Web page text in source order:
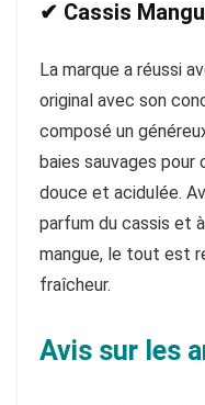
✔ Cassis
La marque a réussi
original avec son
composé un
baies sauvages pour
douce et acidulée.
parfum du cassis et
mangue, le tout est
fraîcheur.
Avis sur les